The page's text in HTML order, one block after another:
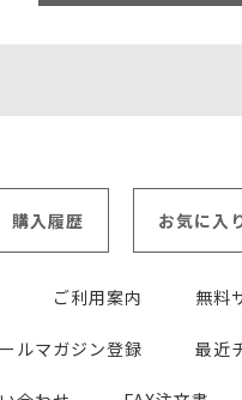
購入履歴 お気に入
ご利用案内 無料
ルマガジン登録 最近